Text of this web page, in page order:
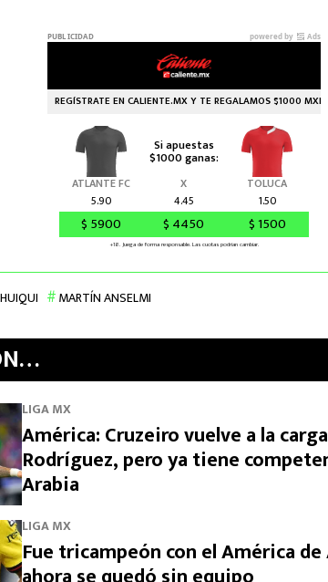
MARTÍN ANSELMI
LIGA MX
América: Cruzeiro vuelve a la
Rodríguez, pero ya tiene
Arabia
LIGA MX
Fue tricampeón con el América de